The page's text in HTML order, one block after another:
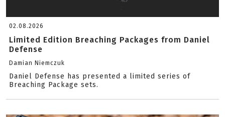
02.08.2026
Limited Edition Breaching Packages from Daniel
Defense
Damian Niemczuk
Daniel Defense has presented a limited series of
Breaching Package sets.